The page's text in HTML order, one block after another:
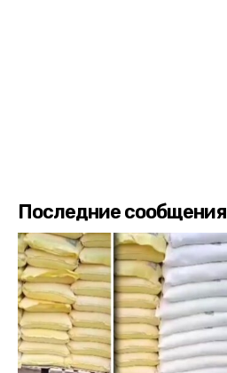
Последние сообщения